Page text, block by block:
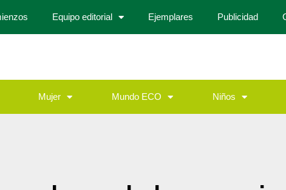
Equipo editorial Ejemplares Publicidad
Mujer Mundo ECO Niños